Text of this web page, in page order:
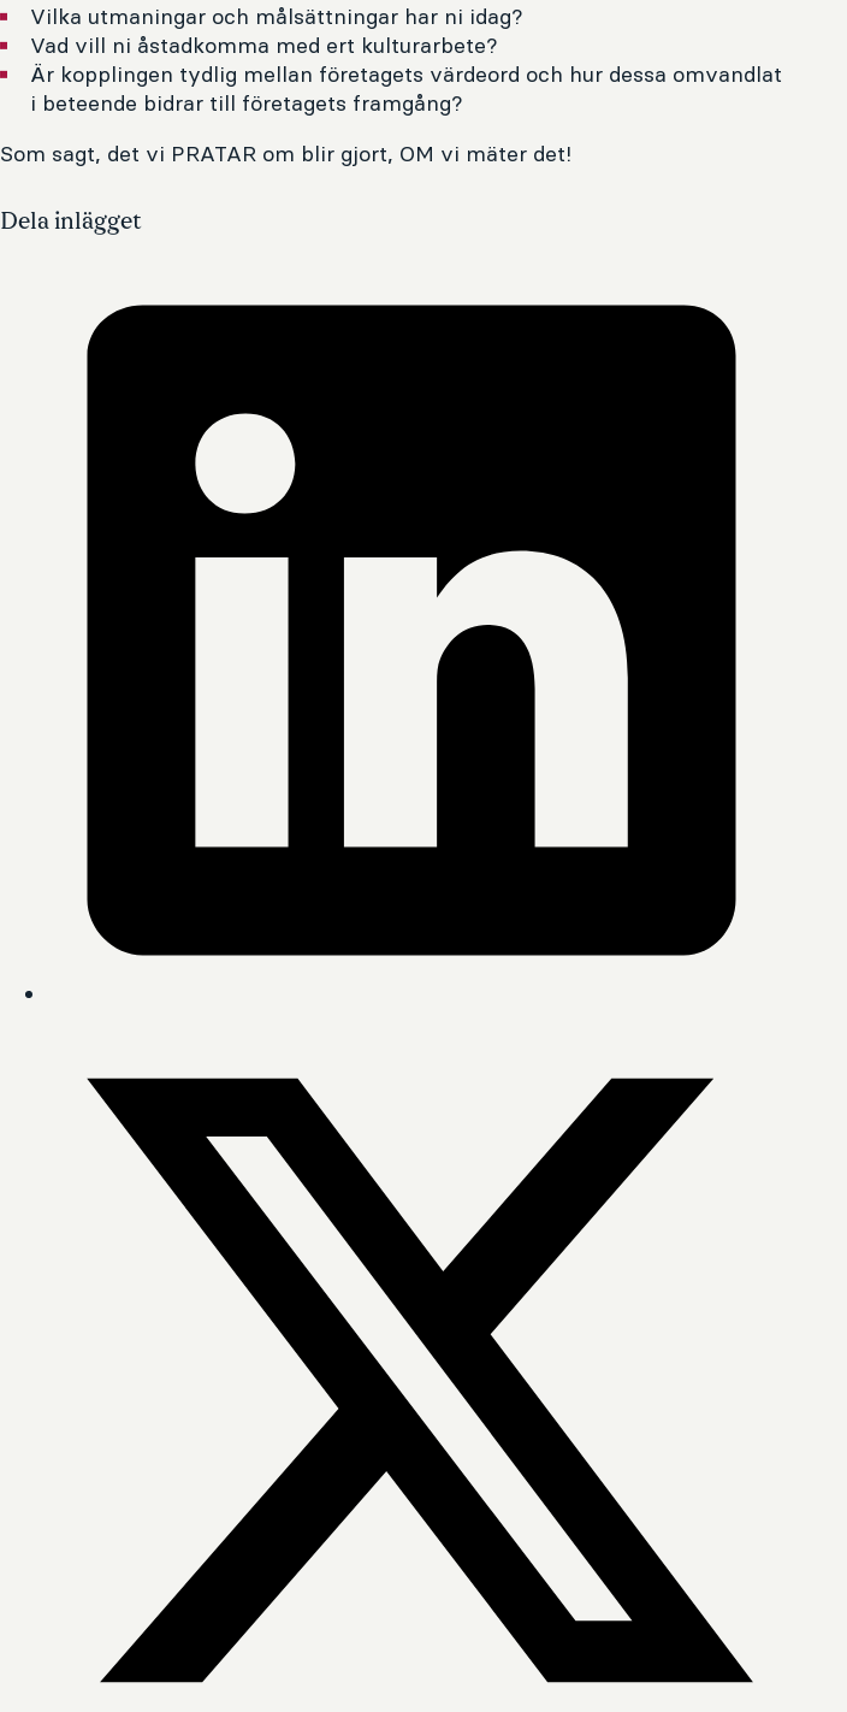
Vilka utmaningar och målsättningar har ni idag?
Vad vill ni åstadkomma med ert kulturarbete?
Är kopplingen tydlig mellan företagets värdeord och hur dessa omvandlat
i beteende bidrar till företagets framgång?
Som sagt, det vi PRATAR om blir gjort, OM vi mäter det!
Dela inlägget